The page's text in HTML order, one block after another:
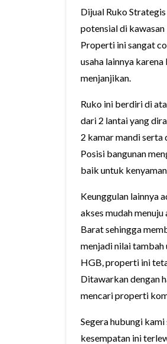
Dijual Ruko
potensial di
Properti ini sangat
usaha lainnya
menjanjikan.
Ruko ini berdiri di
dari 2 lantai yang
2 kamar mandi
Posisi bangunan
baik untuk
Keunggulan lainnya
akses mudah
Barat sehingga
menjadi nilai
HGB, properti ini
Ditawarkan dengan
mencari properti
Segera hubungi
kesempatan ini